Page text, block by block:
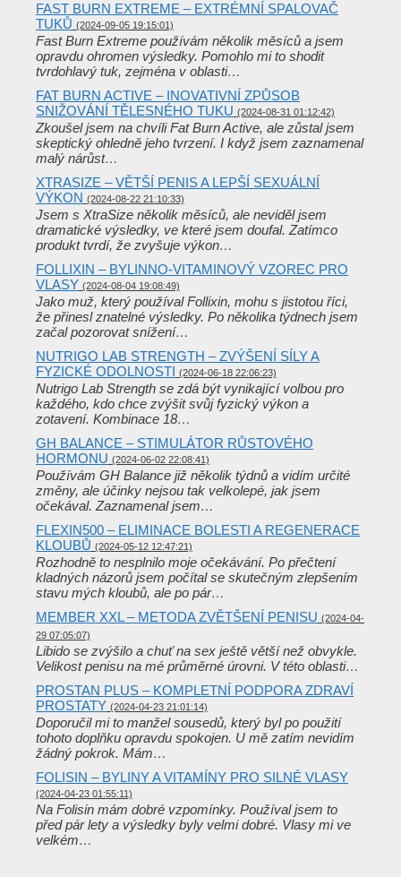
FAST BURN EXTREME – EXTRÉMNÍ SPALOVAČ
TUKŮ (2024-09-05 19:15:01)
Fast Burn Extreme používám několik měsíců a jsem
opravdu ohromen výsledky. Pomohlo mi to shodit
tvrdohlavý tuk, zejména v oblasti…
FAT BURN ACTIVE – INOVATIVNÍ ZPŮSOB
SNIŽOVÁNÍ TĚLESNÉHO TUKU (2024-08-31 01:12:42)
Zkoušel jsem na chvíli Fat Burn Active, ale zůstal jsem
skeptický ohledně jeho tvrzení. I když jsem zaznamenal
malý nárůst…
XTRASIZE – VĚTŠÍ PENIS A LEPŠÍ SEXUÁLNÍ
VÝKON (2024-08-22 21:10:33)
Jsem s XtraSize několik měsíců, ale neviděl jsem
dramatické výsledky, ve které jsem doufal. Zatímco
produkt tvrdí, že zvyšuje výkon…
FOLLIXIN – BYLINNO-VITAMINOVÝ VZOREC PRO
VLASY (2024-08-04 19:08:49)
Jako muž, který používal Follixin, mohu s jistotou říci,
že přinesl znatelné výsledky. Po několika týdnech jsem
začal pozorovat snížení…
NUTRIGO LAB STRENGTH – ZVÝŠENÍ SÍLY A
FYZICKÉ ODOLNOSTI (2024-06-18 22:06:23)
Nutrigo Lab Strength se zdá být vynikající volbou pro
každého, kdo chce zvýšit svůj fyzický výkon a
zotavení. Kombinace 18…
GH BALANCE – STIMULÁTOR RŮSTOVÉHO
HORMONU (2024-06-02 22:08:41)
Používám GH Balance již několik týdnů a vidím určité
změny, ale účinky nejsou tak velkolepé, jak jsem
očekával. Zaznamenal jsem…
FLEXIN500 – ELIMINACE BOLESTI A REGENERACE
KLOUBŮ (2024-05-12 12:47:21)
Rozhodně to nesplnilo moje očekávání. Po přečtení
kladných názorů jsem počítal se skutečným zlepšením
stavu mých kloubů, ale po pár…
MEMBER XXL – METODA ZVĚTŠENÍ PENISU (2024-04-
29 07:05:07)
Libido se zvýšilo a chuť na sex ještě větší než obvykle.
Velikost penisu na mé průměrné úrovni. V této oblasti…
PROSTAN PLUS – KOMPLETNÍ PODPORA ZDRAVÍ
PROSTATY (2024-04-23 21:01:14)
Doporučil mi to manžel sousedů, který byl po použití
tohoto doplňku opravdu spokojen. U mě zatím nevidím
žádný pokrok. Mám…
FOLISIN – BYLINY A VITAMÍNY PRO SILNÉ VLASY
(2024-04-23 01:55:11)
Na Folisin mám dobré vzpomínky. Používal jsem to
před pár lety a výsledky byly velmi dobré. Vlasy mi ve
velkém…